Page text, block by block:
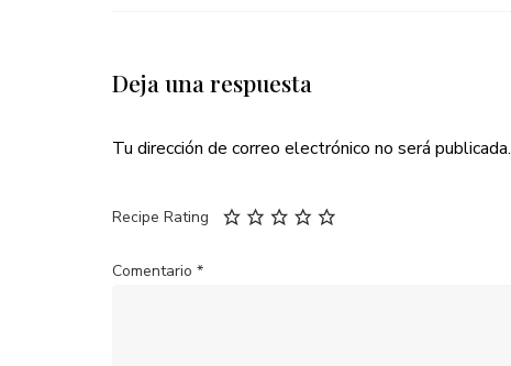
Deja una respuesta
Tu dirección de correo electrónico no será publicada.
Recipe Rating
Comentario *